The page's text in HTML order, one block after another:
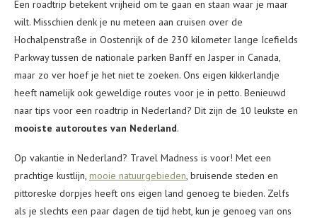
Een roadtrip betekent vrijheid om te gaan en staan waar je maar
wilt. Misschien denk je nu meteen aan cruisen over de
Hochalpenstraße in Oostenrijk of de 230 kilometer lange Icefields
Parkway tussen de nationale parken Banff en Jasper in Canada,
maar zo ver hoef je het niet te zoeken. Ons eigen kikkerlandje
heeft namelijk ook geweldige routes voor je in petto. Benieuwd
naar tips voor een roadtrip in Nederland? Dit zijn de 10 leukste en
mooiste autoroutes van Nederland.
Op vakantie in Nederland? Travel Madness is voor! Met een
prachtige kustlijn, mooie natuurgebieden, bruisende steden en
pittoreske dorpjes heeft ons eigen land genoeg te bieden. Zelfs
als je slechts een paar dagen de tijd hebt, kun je genoeg van ons